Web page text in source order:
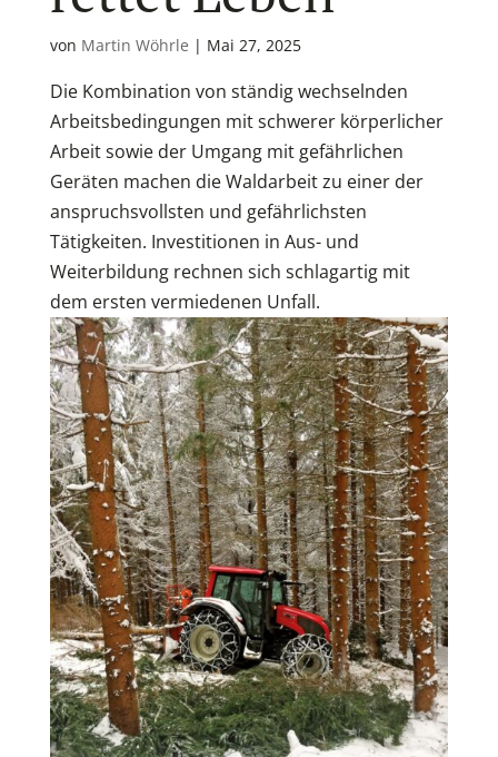
von Martin Wöhrle | Mai 27, 2025
Die Kombination von ständig wechselnden
Arbeitsbedingungen mit schwerer körperlicher
Arbeit sowie der Umgang mit gefährlichen
Geräten machen die Waldarbeit zu einer der
anspruchsvollsten und gefährlichsten
Tätigkeiten. Investitionen in Aus- und
Weiterbildung rechnen sich schlagartig mit
dem ersten vermiedenen Unfall.